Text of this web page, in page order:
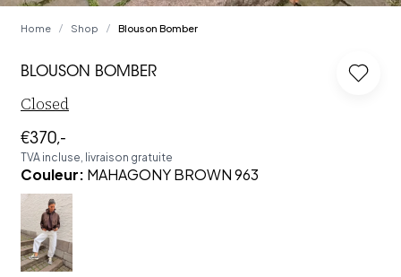
Home / Shop / Blouson Bomber
BLOUSON BOMBER Log
Closed
€370,-
TVA incluse, livraison gratuite
Couleur: MAHAGONY BROWN 963